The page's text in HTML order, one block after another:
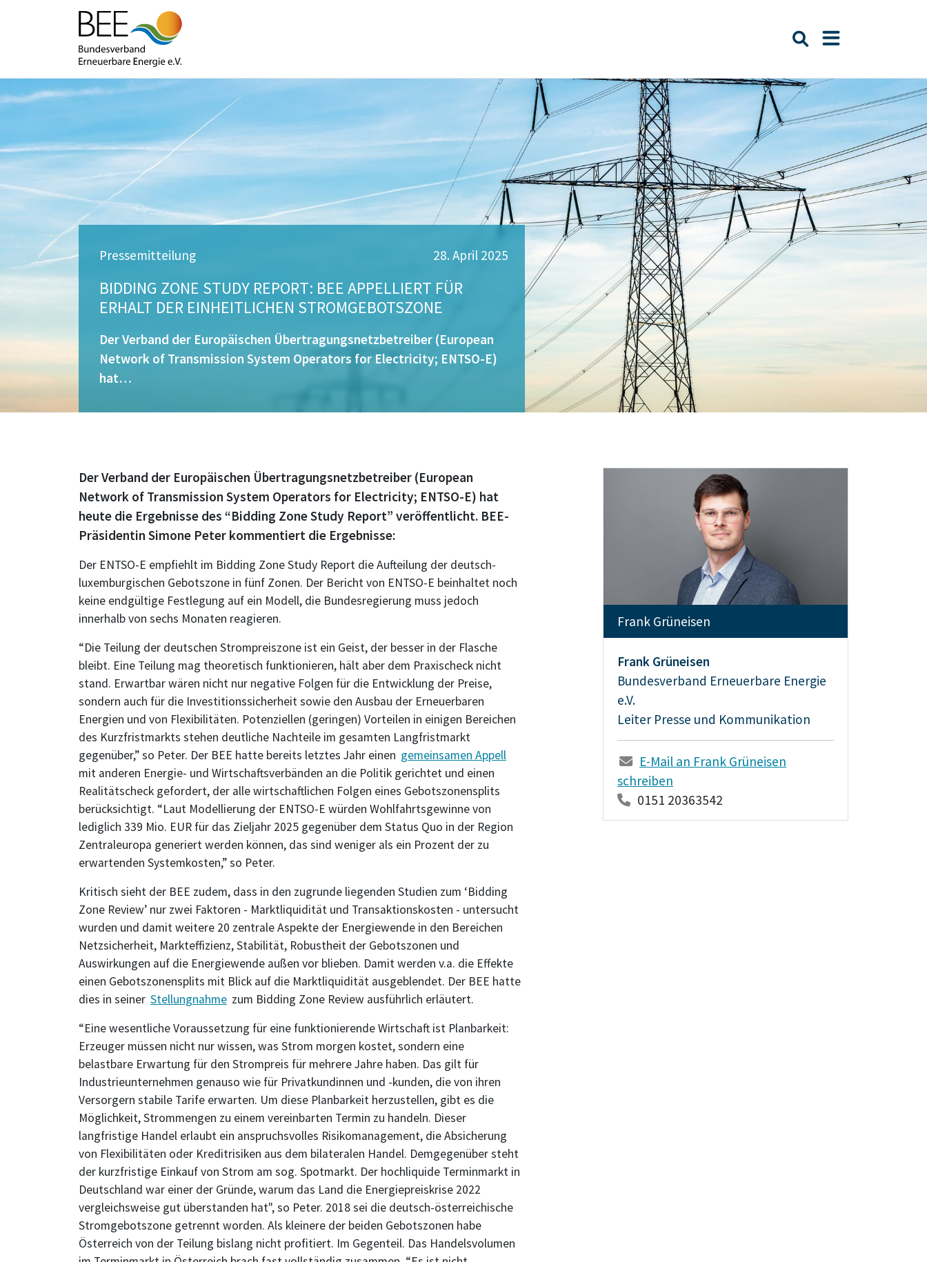
Suche öffnen
Pressemitteilung
BIDDING ZONE STUDY REPORT: BEE APPELLIERT FÜR
ERHALT DER EINHEITLICHEN STROMGEBOTSZONE
Der Verband der Europäischen Übertragungsnetzbetreiber (European
Network of Transmission System Operators for Electricity; ENTSO-E)
hat…
28. April 2025
Der Verband der Europäischen Übertragungsnetzbetreiber (European
Network of Transmission System Operators for Electricity; ENTSO-E) hat
heute die Ergebnisse des “Bidding Zone Study Report” veröffentlicht. BEE-
Präsidentin Simone Peter kommentiert die Ergebnisse:
Der ENTSO-E empfiehlt im Bidding Zone Study Report die Aufteilung der deutsch-
luxemburgischen Gebotszone in fünf Zonen. Der Bericht von ENTSO-E beinhaltet noch
keine endgültige Festlegung auf ein Modell, die Bundesregierung muss jedoch
innerhalb von sechs Monaten reagieren.
“Die Teilung der deutschen Strompreiszone ist ein Geist, der besser in der Flasche
bleibt. Eine Teilung mag theoretisch funktionieren, hält aber dem Praxischeck nicht
stand. Erwartbar wären nicht nur negative Folgen für die Entwicklung der Preise,
sondern auch für die Investitionssicherheit sowie den Ausbau der Erneuerbaren
Energien und von Flexibilitäten. Potenziellen (geringen) Vorteilen in einigen Bereichen
des Kurzfristmarkts stehen deutliche Nachteile im gesamten Langfristmarkt
gegenüber,” so Peter. Der BEE hatte bereits letztes Jahr einen gemeinsamen Appell
mit anderen Energie- und Wirtschaftsverbänden an die Politik gerichtet und einen
Realitätscheck gefordert, der alle wirtschaftlichen Folgen eines Gebotszonensplits
berücksichtigt. “Laut Modellierung der ENTSO-E würden Wohlfahrtsgewinne von
lediglich 339 Mio. EUR für das Zieljahr 2025 gegenüber dem Status Quo in der Region
Zentraleuropa generiert werden können, das sind weniger als ein Prozent der zu
erwartenden Systemkosten,” so Peter.
Kritisch sieht der BEE zudem, dass in den zugrunde liegenden Studien zum ‘Bidding
Zone Review’ nur zwei Faktoren - Marktliquidität und Transaktionskosten - untersucht
wurden und damit weitere 20 zentrale Aspekte der Energiewende in den Bereichen
Netzsicherheit, Markteffizienz, Stabilität, Robustheit der Gebotszonen und
Auswirkungen auf die Energiewende außen vor blieben. Damit werden v.a. die Effekte
einen Gebotszonensplits mit Blick auf die Marktliquidität ausgeblendet. Der BEE hatte
dies in seiner Stellungnahme zum Bidding Zone Review ausführlich erläutert.
“Eine wesentliche Voraussetzung für eine funktionierende Wirtschaft ist Planbarkeit:
Erzeuger müssen nicht nur wissen, was Strom morgen kostet, sondern eine
belastbare Erwartung für den Strompreis für mehrere Jahre haben. Das gilt für
Industrieunternehmen genauso wie für Privatkundinnen und -kunden, die von ihren
Versorgern stabile Tarife erwarten. Um diese Planbarkeit herzustellen, gibt es die
Möglichkeit, Strommengen zu einem vereinbarten Termin zu handeln. Dieser
langfristige Handel erlaubt ein anspruchsvolles Risikomanagement, die Absicherung
von Flexibilitäten oder Kreditrisiken aus dem bilateralen Handel. Demgegenüber steht
der kurzfristige Einkauf von Strom am sog. Spotmarkt. Der hochliquide Terminmarkt in
Deutschland war einer der Gründe, warum das Land die Energiepreiskrise 2022
vergleichsweise gut überstanden hat", so Peter. 2018 sei die deutsch-österreichische
Stromgebotszone getrennt worden. Als kleinere der beiden Gebotszonen habe
Österreich von der Teilung bislang nicht profitiert. Im Gegenteil. Das Handelsvolumen
Frank Grüneisen
Frank Grüneisen
Bundesverband Erneuerbare Energie
e.V.
Leiter Presse und Kommunikation
E-Mail an Frank Grüneisen
schreiben
0151 20363542